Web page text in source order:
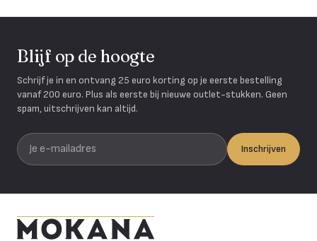
Blijf op de hoogte
Schrijf je in en ontvang 25 euro korting op je eerste bestelling
vanaf 200 euro. Plus als eerste bij nieuwe outlet-stukken. Geen
spam, uitschrijven kan altijd.
Je e-mailadres
Inschrijven